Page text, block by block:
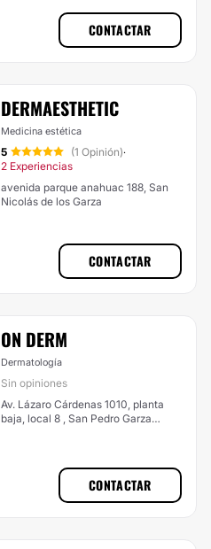
CONTACTAR
DERMAESTHETIC
Medicina estética
5 (1 Opinión)·
2 Experiencias
avenida parque anahuac 188, San
Nicolás de los Garza
CONTACTAR
ON DERM
Dermatología
Sin opiniones
Av. Lázaro Cárdenas 1010, planta
baja, local 8 , San Pedro Garza
CONTACTAR